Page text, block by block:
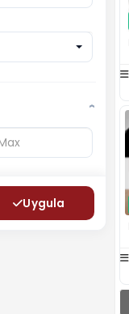
›
Uygula